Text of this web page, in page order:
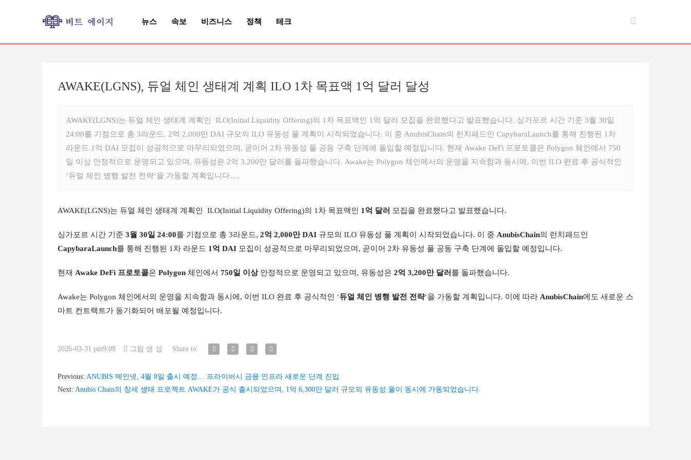
뉴스 속보 비즈니스 정책 테크
AWAKE(LGNS), 듀얼 체인 생태계 계획 ILO 1차 목표액 1억 달러 달성
AWAKE(LGNS)는 듀얼 체인 생태계 계획인 ILO(Initial Liquidity Offering)의 1차 목표액인 1억 달러 모집을 완료했다고 발표했습니다. 싱가포르 시간 기준 3월 30일
24:00를 기점으로 총 3라운드, 2억 2,000만 DAI 규모의 ILO 유동성 풀 계획이 시작되었습니다. 이 중 AnubisChain의 런치패드인 CapybaraLaunch를 통해 진행된 1차
라운드 1억 DAI 모집이 성공적으로 마무리되었으며, 곧이어 2차 유동성 풀 공동 구축 단계에 돌입할 예정입니다. 현재 Awake DeFi 프로토콜은 Polygon 체인에서 750
일 이상 안정적으로 운영되고 있으며, 유동성은 2억 3,200만 달러를 돌파했습니다. Awake는 Polygon 체인에서의 운영을 지속함과 동시에, 이번 ILO 완료 후 공식적인
‘듀얼 체인 병행 발전 전략‘을 가동할 계획입니다….
AWAKE(LGNS)는 듀얼 체인 생태계 계획인  ILO(Initial Liquidity Offering)의 1차 목표액인 1억 달러 모집을 완료했다고 발표했습니다.
싱가포르 시간 기준 3월 30일 24:00를 기점으로 총 3라운드, 2억 2,000만 DAI 규모의 ILO 유동성 풀 계획이 시작되었습니다. 이 중 AnubisChain
CapybaraLaunch를 통해 진행된 1차 라운드 1억 DAI 모집이 성공적으로 마무리되었으며, 곧이어 2차 유동성 풀 공동 구축 단계에 돌입할 예정입니다.
현재 Awake DeFi 프로토콜은 Polygon 체인에서 750일 이상 안정적으로 운영되고 있으며, 유동성은 2억 3,200만 달러 를 돌파했습니다.
Awake는 Polygon 체인에서의 운영을 지속함과 동시에, 이번 ILO 완료 후 공식적인 ‘듀얼 체인 병행 발전 전략‘을 가동할 계획입니다. 이에 따라 AnubisChain에도 새로운 스
마트 컨트랙트가 동기화되어 배포될 예정입니다.
2026-03-31 pm9:08 그림 생 성 Share to:
Previous: ANUBIS 메인넷, 4월 8일 출시 예정… 프라이버시 금융 인프라 새로운 단계 진입
Next: Anubis Chain의 창세 생태 프로젝트 AWAKE가 공식 출시되었으며, 1억 6,300만 달러 규모의 유동성 풀이 동시에 가동되었습니다.